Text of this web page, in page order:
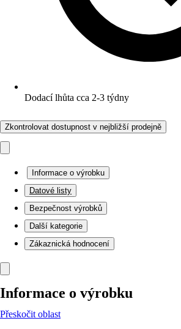
Dodací lhůta cca 2-3 týdny
Zkontrolovat dostupnost v nejbližší prodejně
Informace o výrobku
Datové listy
Bezpečnost výrobků
Další kategorie
Zákaznická hodnocení
Informace o výrobku
Přeskočit oblast